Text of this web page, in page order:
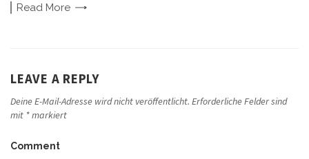
Read More
LEAVE A REPLY
Deine E-Mail-Adresse wird nicht veröffentlicht. Erforderliche Felder sind
mit *markiert
Comment